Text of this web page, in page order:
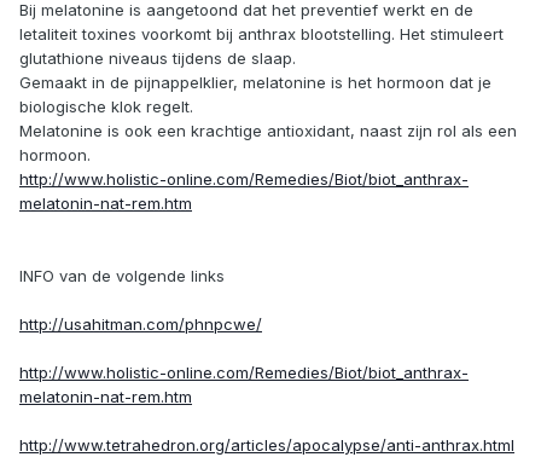
Bij melatonine is aangetoond dat het preventief werkt en de
letaliteit toxines voorkomt bij anthrax blootstelling. Het stimuleert
glutathione niveaus tijdens de slaap.
Gemaakt in de pijnappelklier, melatonine is het hormoon dat je
biologische klok regelt.
Melatonine is ook een krachtige antioxidant, naast zijn rol als een
hormoon.
http://www.holistic-online.com/Remedies/Biot/biot_anthrax-
melatonin-nat-rem.htm
INFO van de volgende links
http://usahitman.com/phnpcwe/
http://www.holistic-online.com/Remedies/Biot/biot_anthrax-
melatonin-nat-rem.htm
http://www.tetrahedron.org/articles/apocalypse/anti-anthrax.html